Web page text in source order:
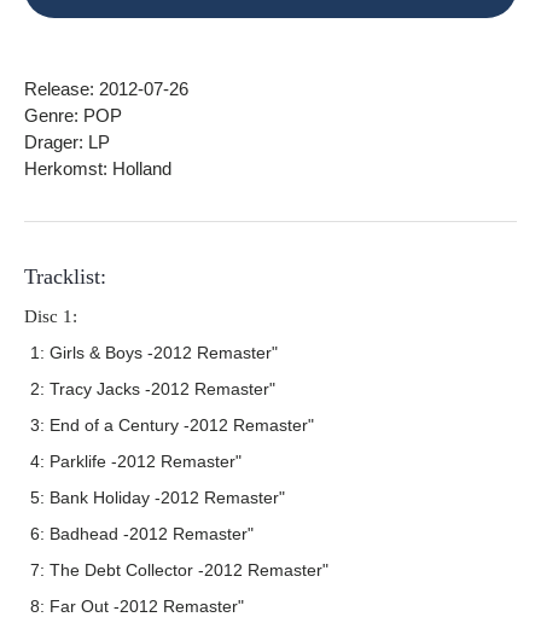
Release: 2012-07-26
Genre: POP
Drager: LP
Herkomst: Holland
Tracklist:
Disc 1:
1: Girls & Boys -2012 Remaster"
2: Tracy Jacks -2012 Remaster"
3: End of a Century -2012 Remaster"
4: Parklife -2012 Remaster"
5: Bank Holiday -2012 Remaster"
6: Badhead -2012 Remaster"
7: The Debt Collector -2012 Remaster"
8: Far Out -2012 Remaster"